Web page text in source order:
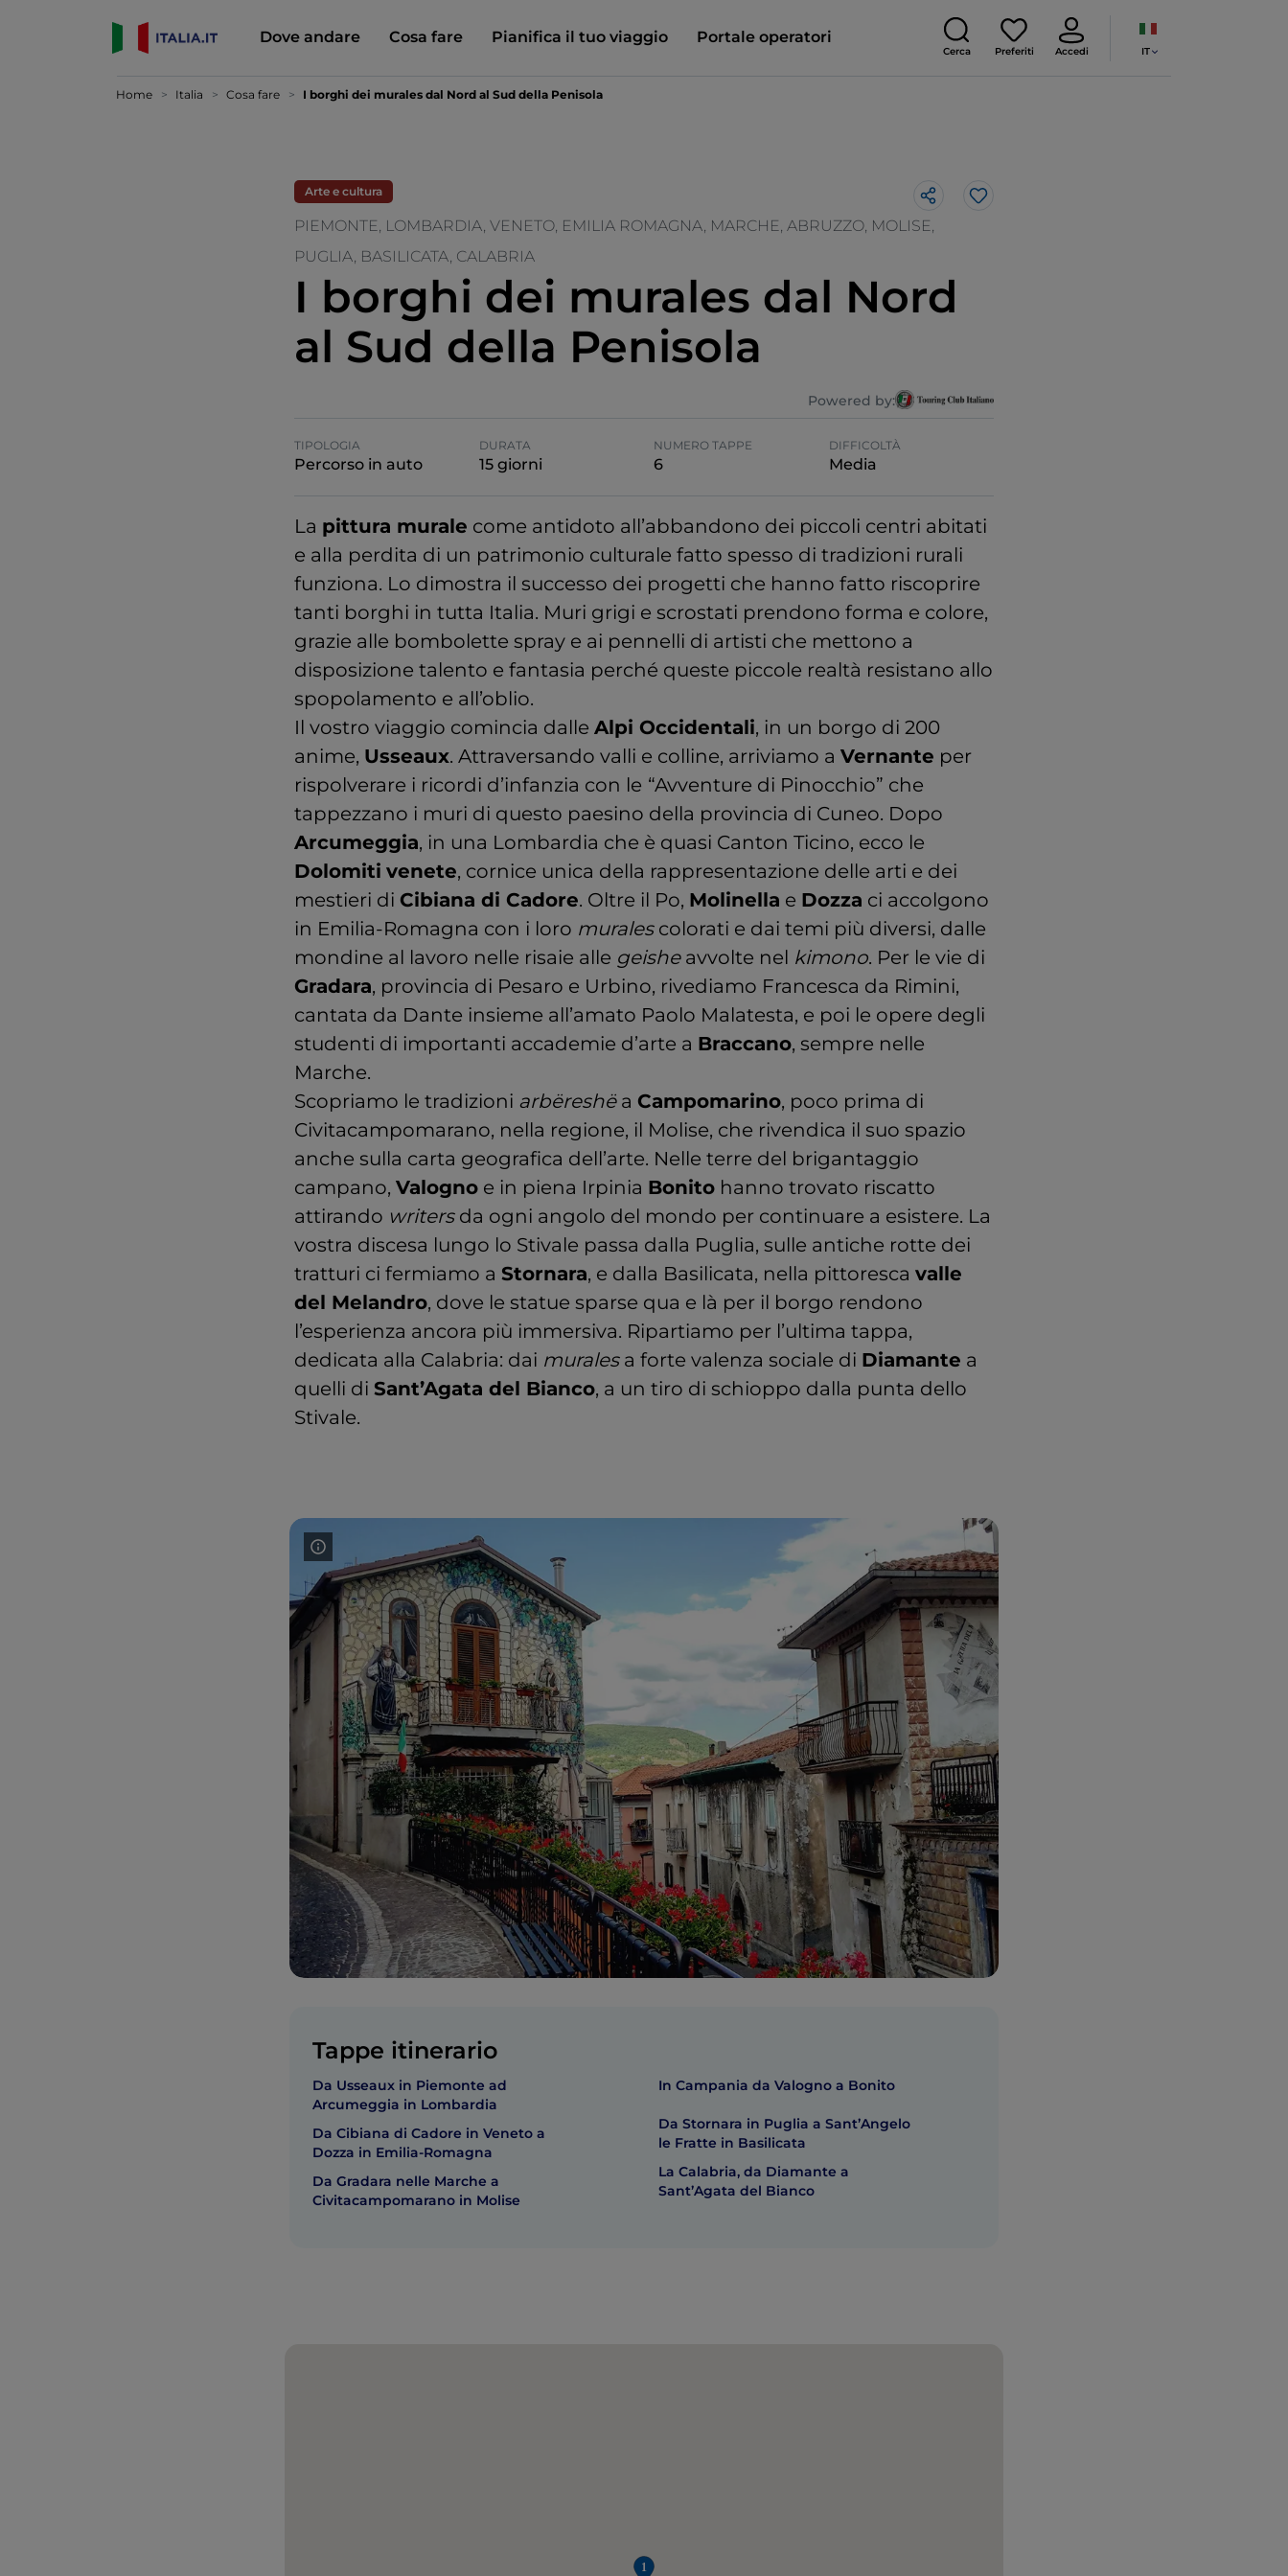
Dove andare Cosa fare Pianifica il tuo viaggio Portale operatori
Cerca Preferiti Accedi IT
Home Italia Cosa fare I borghi dei murales dal Nord al Sud della Penisola
Arte e cultura
PIEMONTE, LOMBARDIA, VENETO, EMILIA ROMAGNA, MARCHE, ABRUZZO, MOLISE,
PUGLIA, BASILICATA, CALABRIA
I borghi dei murales dal Nord
al Sud della Penisola
Powered by:
TIPOLOGIA
Percorso in auto
DURATA
15 giorni
NUMERO TAPPE
6
DIFFICOLTÀ
Media
La pittura murale come antidoto all’abbandono dei piccoli centri abitati
e alla perdita di un patrimonio culturale fatto spesso di tradizioni rurali
funziona. Lo dimostra il successo dei progetti che hanno fatto riscoprire
tanti borghi in tutta Italia. Muri grigi e scrostati prendono forma e colore,
grazie alle bombolette spray e ai pennelli di artisti che mettono a
disposizione talento e fantasia perché queste piccole realtà resistano allo
spopolamento e all’oblio.
Il vostro viaggio comincia dalle Alpi Occidentali, in un borgo di 200
anime, Usseaux. Attraversando valli e colline, arriviamo a Vernante per
rispolverare i ricordi d’infanzia con le “Avventure di Pinocchio” che
tappezzano i muri di questo paesino della provincia di Cuneo. Dopo
Arcumeggia, in una Lombardia che è quasi Canton Ticino, ecco le
Dolomiti venete, cornice unica della rappresentazione delle arti e dei
mestieri di Cibiana di Cadore. Oltre il Po, Molinella e Dozza ci accolgono
in Emilia-Romagna con i loro muralescolorati e dai temi più diversi, dalle
mondine al lavoro nelle risaie alle geisheavvolte nel kimono. Per le vie di
Gradara, provincia di Pesaro e Urbino, rivediamo Francesca da Rimini,
cantata da Dante insieme all’amato Paolo Malatesta, e poi le opere degli
studenti di importanti accademie d’arte a Braccano, sempre nelle
Marche.
Scopriamo le tradizioni arbëreshëa Campomarino, poco prima di
Civitacampomarano, nella regione, il Molise, che rivendica il suo spazio
anche sulla carta geografica dell’arte. Nelle terre del brigantaggio
campano, Valogno e in piena Irpinia Bonito hanno trovato riscatto
attirando writersda ogni angolo del mondo per continuare a esistere. La
vostra discesa lungo lo Stivale passa dalla Puglia, sulle antiche rotte dei
tratturi ci fermiamo a Stornara, e dalla Basilicata, nella pittoresca valle
del Melandro, dove le statue sparse qua e là per il borgo rendono
l’esperienza ancora più immersiva. Ripartiamo per l’ultima tappa,
dedicata alla Calabria: dai muralesa forte valenza sociale di Diamante a
quelli di Sant’Agata del Bianco, a un tiro di schioppo dalla punta dello
Stivale.
Like
Tappe itinerario
Da Usseaux in Piemonte ad
Arcumeggia in Lombardia
Da Cibiana di Cadore in Veneto a
Dozza in Emilia-Romagna
Da Gradara nelle Marche a
Civitacampomarano in Molise
In Campania da Valogno a Bonito
Da Stornara in Puglia a Sant’Angelo
le Fratte in Basilicata
La Calabria, da Diamante a
Sant’Agata del Bianco